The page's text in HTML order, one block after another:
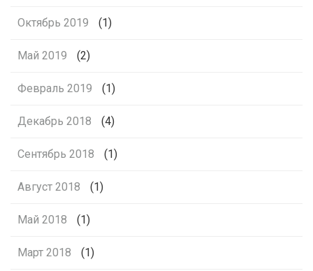
Октябрь 2019 (1)
Май 2019 (2)
Февраль 2019 (1)
Декабрь 2018 (4)
Сентябрь 2018 (1)
Август 2018 (1)
Май 2018 (1)
Март 2018 (1)